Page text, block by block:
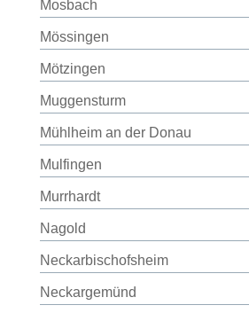
Mosbach
Mössingen
Mötzingen
Muggensturm
Mühlheim an der Donau
Mulfingen
Murrhardt
Nagold
Neckarbischofsheim
Neckargemünd